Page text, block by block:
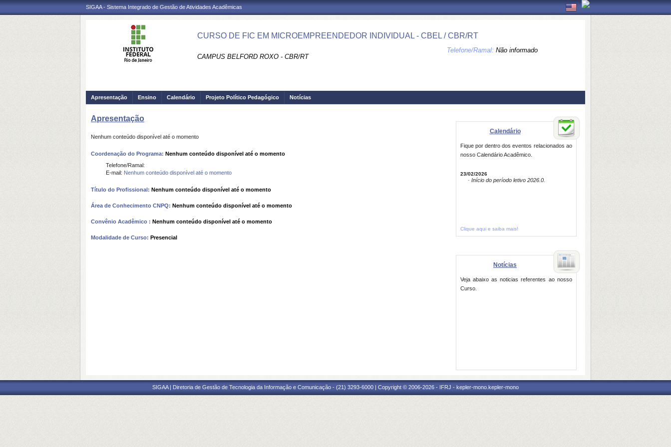
SIGAA - Sistema Integrado de Gestão de Atividades Acadêmicas
CURSO DE FIC EM MICROEMPREENDEDOR INDIVIDUAL - CBEL / CBR/RT
CAMPUS BELFORD ROXO - CBR/RT
Telefone/Ramal: Não informado
Apresentação Ensino Calendário Projeto Político Pedagógico Notícias
Apresentação
Nenhum conteúdo disponível até o momento
Coordenação do Programa: Nenhum conteúdo disponível até o momento
Telefone/Ramal:
E-mail: Nenhum conteúdo disponível até o momento
Título do Profissional: Nenhum conteúdo disponível até o momento
Área de Conhecimento CNPQ: Nenhum conteúdo disponível até o momento
Convênio Acadêmico : Nenhum conteúdo disponível até o momento
Modalidade de Curso: Presencial
Calendário
Fique por dentro dos eventos relacionados ao
nosso Calendário Acadêmico.
23/02/2026
· Início do período letivo 2026.0.
Clique aqui e saiba mais!
Notícias
Veja abaixo as noticias referentes ao nosso
Curso.
SIGAA | Diretoria de Gestão de Tecnologia da Informação e Comunicação - (21) 3293-6000 | Copyright © 2006-2026 - IFRJ - kepler-mono.kepler-mono